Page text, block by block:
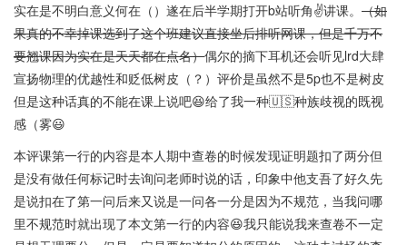
实在是不明白意义何在（）遂在后半学期打开b站听角✌讲课。 （如
果真的不幸掉课选到了这个班建议直接坐后排听网课，但是千万不
要翘课因为实在是天天都在点名）偶尔的摘下耳机还会听见lrd大肆
宣扬物理的优越性和贬低树皮（？）评价是虽然不是5p也不是树皮
但是这种话真的不能在课上说吧😆给了我一种🇺🇸种族歧视的既视
感（雾😃
本评课第一行的内容是本人期中查卷的时候发现证明题扣了两分但
是没有做任何标记时去询问老师时说的话，印象中他支吾了好久先
是说扣在了第一问后来又说是一问各一分是因为不规范，当我问哪
里不规范时就出现了本文第一行的内容😆我只能说我来查卷不一定